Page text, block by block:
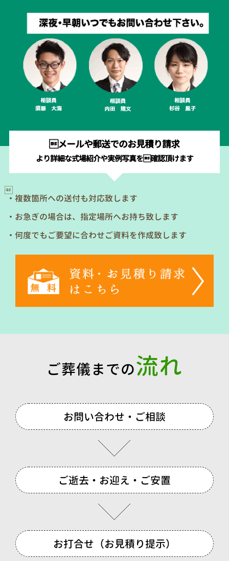
メールや郵送でのお見積り請求
より詳細な式場紹介や実例写真を確認頂けます
・複数箇所への送付も対応致します
・お急ぎの場合は、指定場所へお持ち致します
・何度でもご要望に合わせご資料を作成致します
ご葬儀までの流れ
お問い合わせ・ご相談
ご逝去・お迎え・ご安置
お打合せ（お見積り提示）